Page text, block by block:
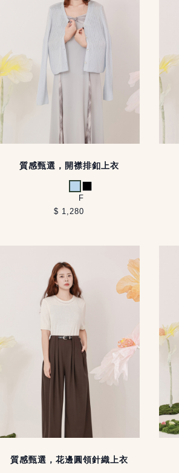
質感甄選，開襟排釦上衣
淺藍
黑
F
$ 1,280
質感甄選，花邊圓領針織上衣